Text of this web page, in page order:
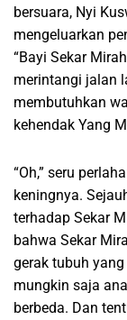
bersuara, Nyi
mengeluarkan
“Bayi Sekar
merintangi jalan
membutuhkan
kehendak Yang
“Oh,” seru
keningnya.
terhadap Sekar
bahwa Sekar
gerak tubuh
mungkin saja
berbeda. Dan